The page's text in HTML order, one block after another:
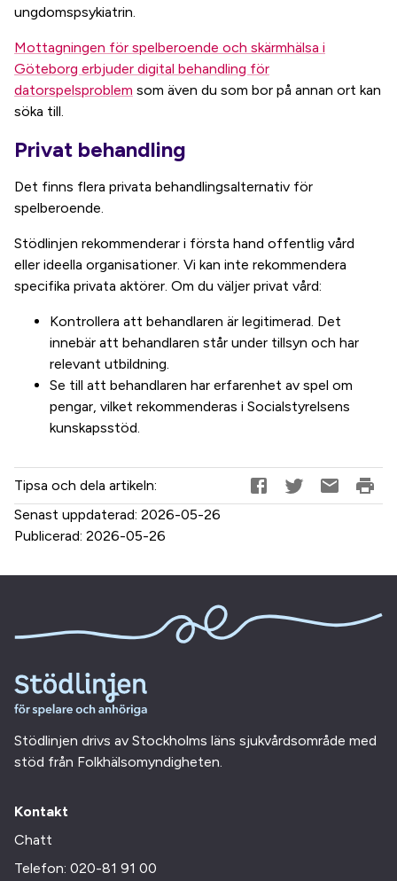
ungdomspsykiatrin.
Mottagningen för spelberoende och skärmhälsa i
Göteborg erbjuder digital behandling för
datorspelsproblem som även du som bor på annan ort kan
söka till.
Privat behandling
Det finns flera privata behandlingsalternativ för
spelberoende.
Stödlinjen rekommenderar i första hand offentlig vård
eller ideella organisationer. Vi kan inte rekommendera
specifika privata aktörer. Om du väljer privat vård:
Kontrollera att behandlaren är legitimerad. Det
innebär att behandlaren står under tillsyn och har
relevant utbildning.
Se till att behandlaren har erfarenhet av spel om
pengar, vilket rekommenderas i Socialstyrelsens
kunskapsstöd.
Tipsa och dela artikeln:
Senast uppdaterad: 2026-05-26
Publicerad: 2026-05-26
Stödlinjen drivs av Stockholms läns sjukvårdsområde med
stöd från Folkhälsomyndigheten.
Kontakt
Chatt
Telefon: 020-81 91 00